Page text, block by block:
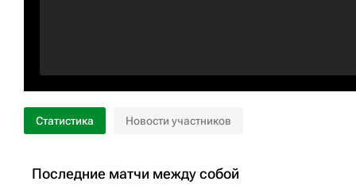
Статистика Новости участников
Последние матчи между собой